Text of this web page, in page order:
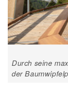
Durch seine
der